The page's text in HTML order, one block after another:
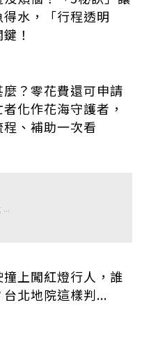
水，「行程透明
！
？零花費還可申請
化作花海守護者，
程、補助一次看
上闖紅燈行人，誰
北地院這樣判...